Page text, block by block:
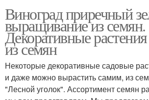
Виноград приречный
выращивание из семян.
Декоративные
из семян
Некоторые декоративные садовые
и даже можно вырастить самим, из
"Лесной уголок". Ассортимент семян